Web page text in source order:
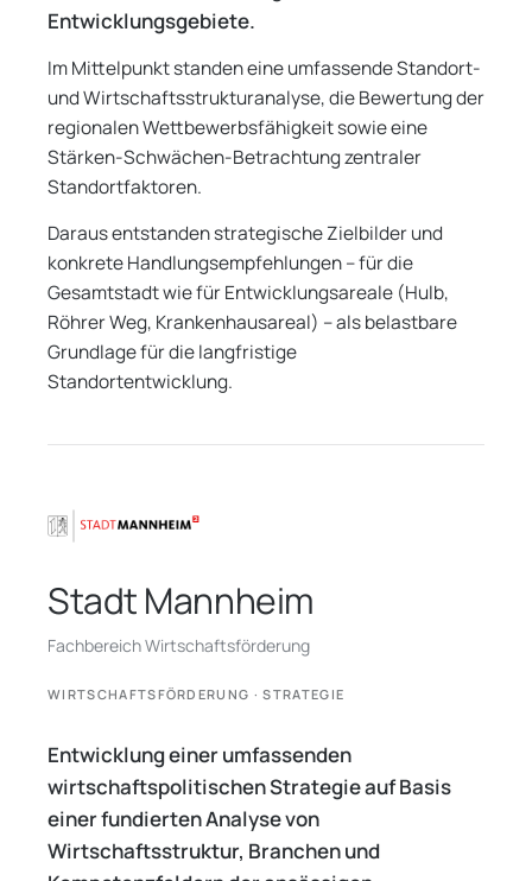
Entwicklungsgebiete.
Im Mittelpunkt standen eine umfassende Standort-
und Wirtschaftsstrukturanalyse, die Bewertung der
regionalen Wettbewerbsfähigkeit sowie eine
Stärken-Schwächen-Betrachtung zentraler
Standortfaktoren.
Daraus entstanden strategische Zielbilder und
konkrete Handlungsempfehlungen – für die
Gesamtstadt wie für Entwicklungsareale (Hulb,
Röhrer Weg, Krankenhausareal) – als belastbare
Grundlage für die langfristige
Standortentwicklung.
Stadt Mannheim
Fachbereich Wirtschaftsförderung
WIRTSCHAFTSFÖRDERUNG · STRATEGIE
Entwicklung einer umfassenden
wirtschaftspolitischen Strategie auf Basis
einer fundierten Analyse von
Wirtschaftsstruktur, Branchen und